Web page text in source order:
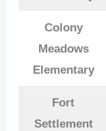
Colony
Meadows
Elementary
Fort
Settlement